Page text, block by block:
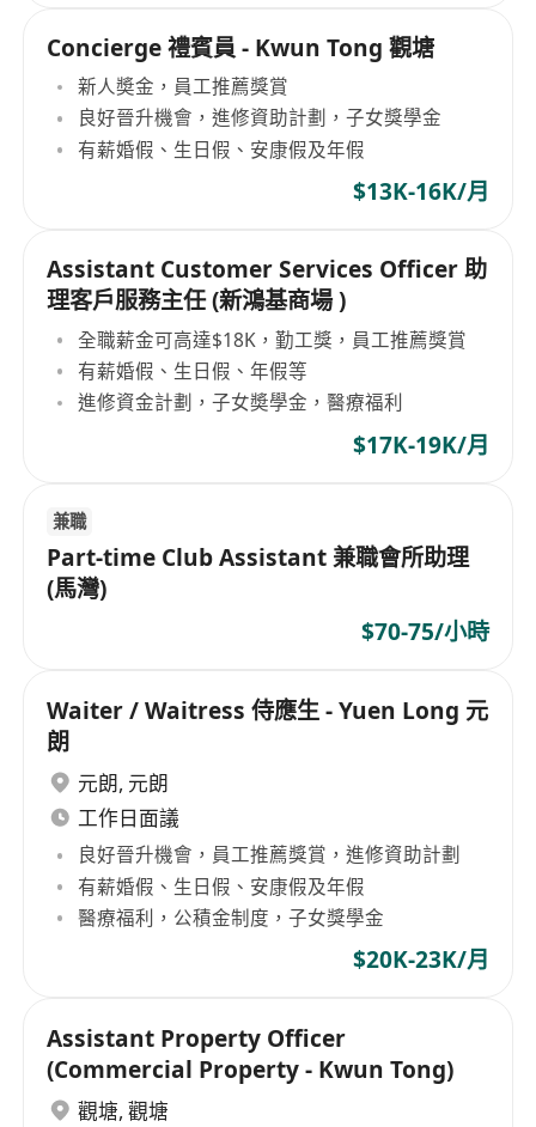
Concierge 禮賓員 - Kwun Tong 觀塘
新人奬金，員工推薦獎賞
良好晉升機會，進修資助計劃，子女獎學金
有薪婚假、生日假、安康假及年假
$13K-16K/月
Assistant Customer Services Officer 助
理客戶服務主任 (新鴻基商場 )
全職薪金可高達$18K，勤工獎，員工推薦獎賞
有薪婚假、生日假、年假等
進修資金計劃，子女奬學金，醫療福利
$17K-19K/月
兼職
Part-time Club Assistant 兼職會所助理
(馬灣)
$70-75/小時
Waiter / Waitress 侍應生 - Yuen Long 元
朗
元朗, 元朗
工作日面議
良好晉升機會，員工推薦獎賞，進修資助計劃
有薪婚假、生日假、安康假及年假
醫療福利，公積金制度，子女獎學金
$20K-23K/月
Assistant Property Officer
(Commercial Property - Kwun Tong)
觀塘, 觀塘